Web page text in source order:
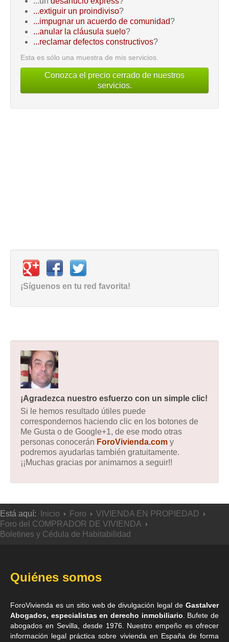
...extiguir un proindiviso?
...impugnar un acuerdo de comunidad?
...anular la cláusula suelo?
...reclamar defectos constructivos?
Esta es sólo una muestra de mis servicios.
Conozca el precio cerrado de nuestros
servicios.
¡Síguenos en tu red favorita!
¡Agradezca nuestro esfuerzo con un simple clic!
Si le hemos resultado útiles puede
correspondernos haciendo clic en los botones de
Me Gusta o de Google+1, de ese modo otras
personas conocerán ForoVivienda.com y
podremos ayudarlas también gratuitamente.
¡¡Muchas gracias por animarnos a seguir!!
Está aquí: Inicio Foro
VIVIENDA EN PROPIEDAD
Foro del COMPRADOR DE VIVIENDA
Boletines y Cédula de Habitabilidad
Quiénes somos
ForoVivienda es un sitio web de divulgación legal de Gastalver
Abogados, especialistas en derecho inmobiliario . Bufete de
abogados en Sevilla , desde 1976. Nuestro empeño es ofrecer
información legal práctica sobre vivienda en España de forma